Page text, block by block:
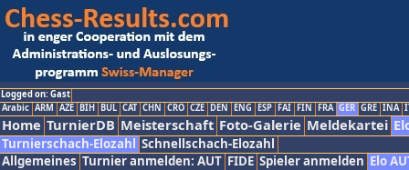
Logged on: Gast
Arabic ARM AZE BIH BUL CAT CHN CRO CZE DEN ENG ESP FAI FIN FRA GER GRE INA
Home TurnierDB Meisterschaft Foto-Galerie Meldekartei
Turnierschach-Elozahl Schnellschach-Elozahl
Allgemeines Turnier anmelden: AUT FIDE Spieler anmelden Elo